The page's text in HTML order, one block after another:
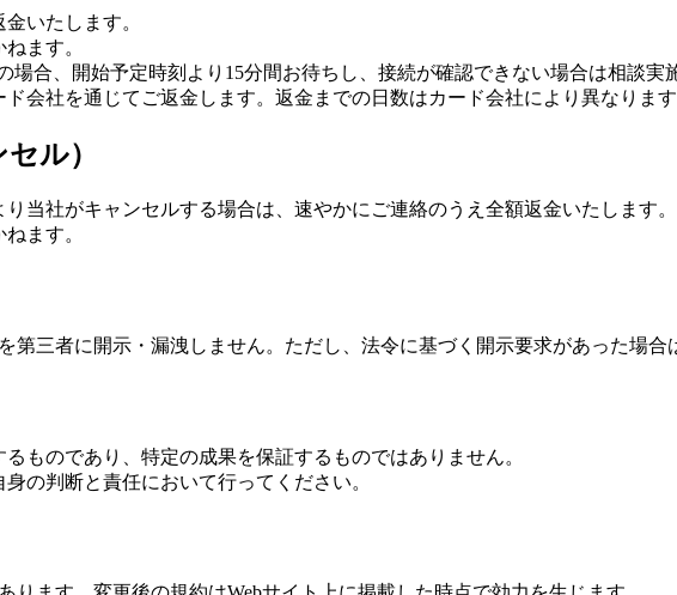
いたします。
ます。
場合、開始予定時刻より15分間お待ちし、接続が確認できない場合は相談
会社を通じてご返金します。返金までの日数はカード会社により異なりま
ル）
当社がキャンセルする場合は、速やかにご連絡のうえ全額返金いたします。
ます。
第三者に開示・漏洩しません。ただし、法令に基づく開示要求があった場合
ものであり、特定の成果を保証するものではありません。
の判断と責任において行ってください。